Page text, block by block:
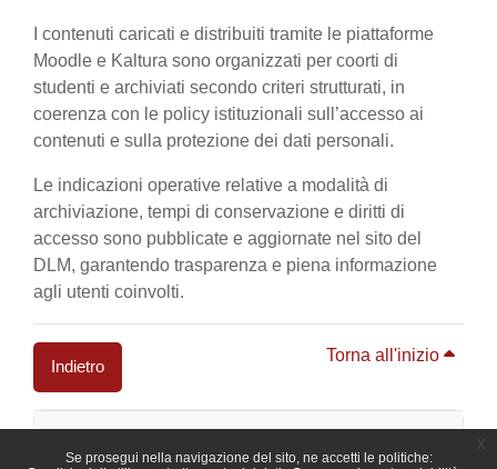
Se prosegui nella navigazione del sito, ne accetti le politiche:
I contenuti caricati e distribuiti tramite le piattaforme
Moodle e Kaltura sono organizzati per coorti di
studenti e archiviati secondo criteri strutturati, in
coerenza con le policy istituzionali sull’accesso ai
contenuti e sulla protezione dei dati personali.
Le indicazioni operative relative a modalità di
archiviazione, tempi di conservazione e diritti di
accesso sono pubblicate e aggiornate nel sito del
DLM, garantendo trasparenza e piena informazione
agli utenti coinvolti.
Indietro
Torna all'inizio
Blocchi